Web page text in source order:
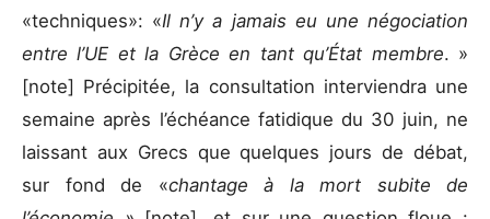
«techniques»: «Il n’y a jamais eu une négociation
entre l’UE et la Grèce en tant qu’État membre. »
[note] Précipitée, la consultation interviendra une
semaine après l’échéance fatidique du 30 juin, ne
laissant aux Grecs que quelques jours de débat,
sur fond de «chantage à la mort subite de